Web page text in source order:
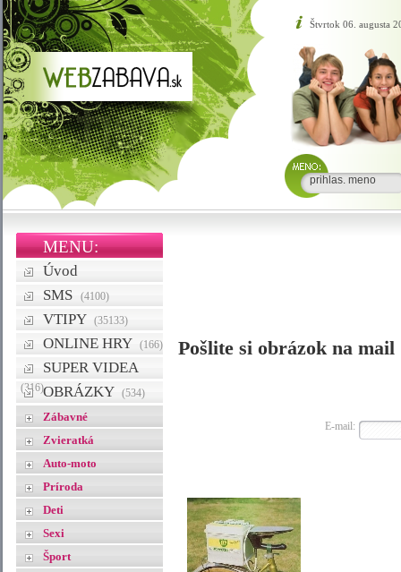
Štvrtok 06. augusta
MENU:
Úvod
SMS
(4100)
VTIPY (35133)
ONLINE HRY (166)
SUPER VIDEA
(316)OBRÁZKY (534)
Zábavné
Zvieratká
Auto-moto
Príroda
Deti
Sexi
Šport
Pošlite si obrázok na mail
E-mail: